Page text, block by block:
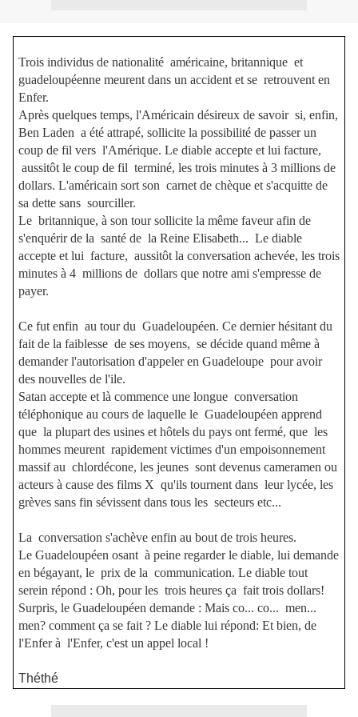
Trois individus de nationalité américaine, britannique et
guadeloupéenne meurent dans un accident et se retrouvent en
Enfer.
Après quelques temps, l'Américain désireux de savoir si, enfin,
Ben Laden a été attrapé, sollicite la possibilité de passer un
coup de fil vers l'Amérique. Le diable accepte et lui facture,
aussitôt le coup de fil terminé, les trois minutes à 3 millions de
dollars. L'américain sort son carnet de chèque et s'acquitte de
sa dette sans sourciller.
Le britannique, à son tour sollicite la même faveur afin de
s'enquérir de la santé de la Reine Elisabeth... Le diable
accepte et lui facture, aussitôt la conversation achevée, les trois
minutes à 4 millions de dollars que notre ami s'empresse de
payer.
Ce fut enfin au tour du Guadeloupéen. Ce dernier hésitant du
fait de la faiblesse de ses moyens, se décide quand même à
demander l'autorisation d'appeler en Guadeloupe pour avoir
des nouvelles de l'ile.
Satan accepte et là commence une longue conversation
téléphonique au cours de laquelle le Guadeloupéen apprend
que la plupart des usines et hôtels du pays ont fermé, que les
hommes meurent rapidement victimes d'un empoisonnement
massif au chlordécone, les jeunes sont devenus cameramen ou
acteurs à cause des films X qu'ils tournent dans leur lycée, les
grèves sans fin sévissent dans tous les secteurs etc...
La conversation s'achève enfin au bout de trois heures.
Le Guadeloupéen osant à peine regarder le diable, lui demande
en bégayant, le prix de la communication. Le diable tout
serein répond : Oh, pour les trois heures ça fait trois dollars!
Surpris, le Guadeloupéen demande : Mais co... co... men...
men? comment ça se fait ? Le diable lui répond: Et bien, de
l'Enfer à l'Enfer, c'est un appel local !
Théthé